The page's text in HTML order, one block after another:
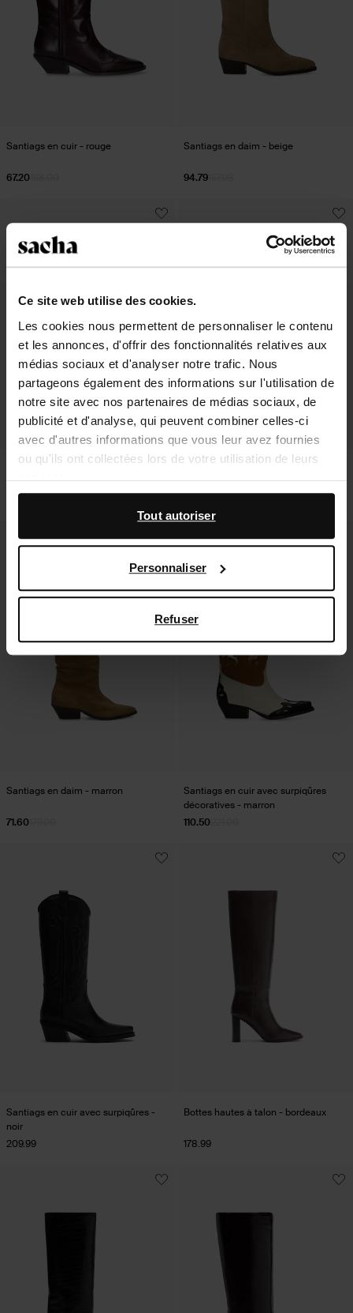
Ce site web utilise des cookies.
Les cookies nous permettent de personnaliser le contenu
et les annonces, d'offrir des fonctionnalités relatives aux
médias sociaux et d'analyser notre trafic. Nous
partageons également des informations sur l'utilisation de
notre site avec nos partenaires de médias sociaux, de
publicité et d'analyse, qui peuvent combiner celles-ci
avec d'autres informations que vous leur avez fournies
ou qu'ils ont collectées lors de votre utilisation de leurs
services.
En outre, nous travaillons avec Google à des fins de
publicité et de mesure. Vous pouvez en savoir plus sur la
page Sécurité et confidentialité des entreprises
de Google,
Tout autoriser
Personnaliser
Refuser
Santiags en cuir - rouge
67.20
Santiags en daim - beige
94.79
Santiags hautes en cuir avec rabat -
noir
Santiags en daim - marron
71.60
- 60%
Santiags en cuir avec surpiqûres
décoratives - marron
110.50
Santiags en cuir avec surpiqûres -
noir
209.99
Bottes hautes à talon - bordeaux
178.99